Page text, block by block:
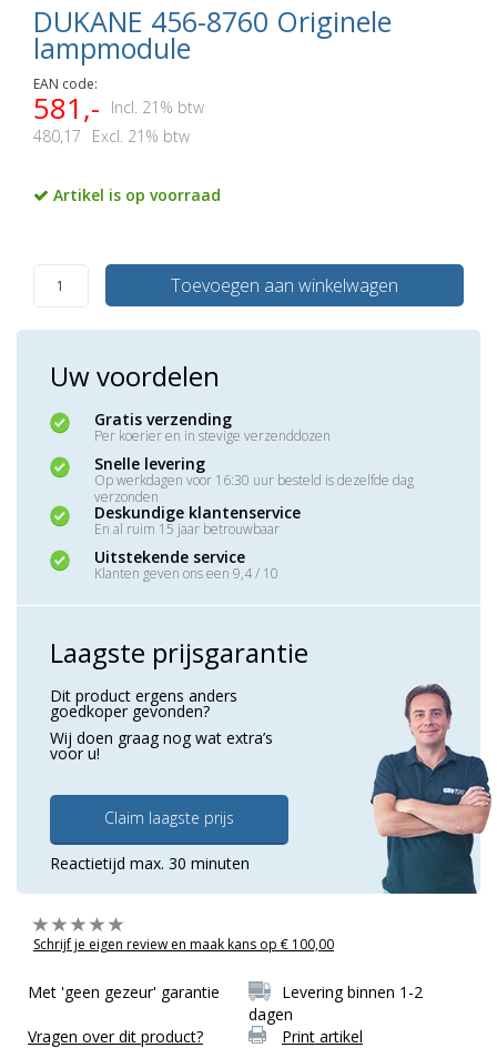
DUKANE 456-8760 Originele
lampmodule
EAN code:
581,-
Incl. 21% btw
480,17
Excl. 21% btw
Artikel is op voorraad
Toevoegen aan winkelwagen
Uw voordelen
Gratis verzending
Per koerier en in stevige verzenddozen
Snelle levering
Op werkdagen voor 16:30 uur besteld is dezelfde dag
verzonden
Deskundige klantenservice
En al ruim 15 jaar betrouwbaar
Uitstekende service
Klanten geven ons een 9,4 / 10
Laagste prijsgarantie
Dit product ergens anders
goedkoper gevonden?
Wij doen graag nog wat extra’s
voor u!
Claim laagste prijs
Reactietijd max. 30 minuten
Schrijf je eigen review en maak kans op € 100,00
Met 'geen gezeur' garantie
Levering binnen 1-2
dagen
Vragen over dit product?
Print artikel